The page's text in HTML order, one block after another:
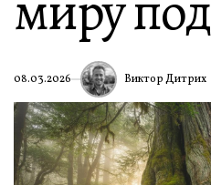
08.03.2026 Виктор Дитрих